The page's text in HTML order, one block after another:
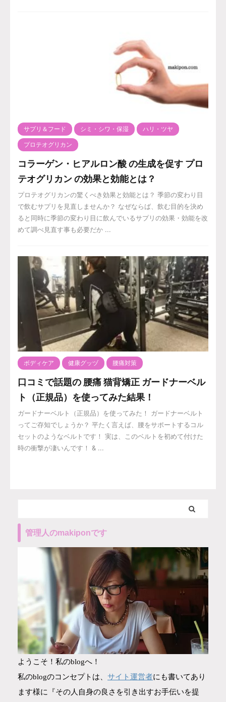
サプリ＆フード シミ・シワ・保湿 ハリ・ツヤ
プロテオグリカン
コラーゲン・ヒアルロン酸 の生成を促す プロ
テオグリカン の効果と効能とは？
プロテオグリカンの驚くべき効果と効能とは？ 季節の変わり目
で飲むサプリを見直しませんか？ なぜならば、飲む目的を決め
ると同時に季節の変わり目に飲んでいるサプリの効果・効能を改
めて調べ見直す事も必要だか ...
ボディケア 健康グッヅ 腰痛対策
口コミで話題の 腰痛 猫背矯正 ガードナーベル
ト（正規品）を使ってみた結果！
ガードナーベルト（正規品）を使ってみた！ ガードナーベルト
ってご存知でしょうか？ 平たく言えば、腰をサポートするコル
セットのようなベルトです！ 実は、このベルトを初めて付けた
時の衝撃が凄いんです！ & ...
管理人のmakiponです
ようこそ！私のblogへ！
私のblogのコンセプトは、 サイト運営者にも書いてあり
ます様に『その人自身の良さを引き出すお手伝いを提